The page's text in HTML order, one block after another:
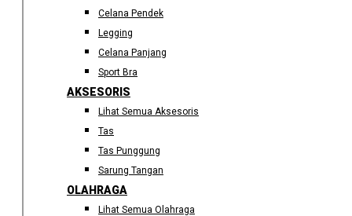
Celana Pendek
Legging
Celana Panjang
Sport Bra
AKSESORIS
Lihat Semua Aksesoris
Tas
Tas Punggung
Sarung Tangan
OLAHRAGA
Lihat Semua Olahraga